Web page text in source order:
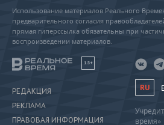
Использование материалов Реального
предварительного согласия
прямая гиперссылка обязательны при
воспроизведении материалов.
18+
РЕДАКЦИЯ
РЕКЛАМА
ПРАВОВАЯ ИНФОРМАЦИЯ
RU
время»